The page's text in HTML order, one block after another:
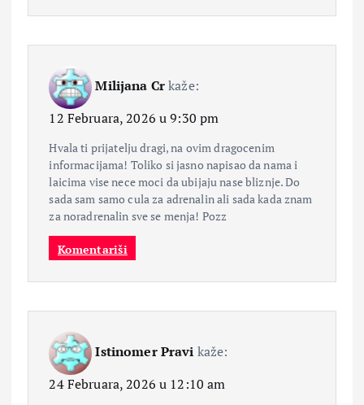
Milijana Crkaže:
12 Februara, 2026 u 9:30 pm
Hvala ti prijatelju dragi, na ovim dragocenim
informacijama! Toliko si jasno napisao da nama i
laicima vise nece moci da ubijaju nase bliznje. Do
sada sam samo cula za adrenalin ali sada kada znam
za noradrenalin sve se menja! Pozz
Komentariši
Istinomer Pravi kaže:
24 Februara, 2026 u 12:10 am